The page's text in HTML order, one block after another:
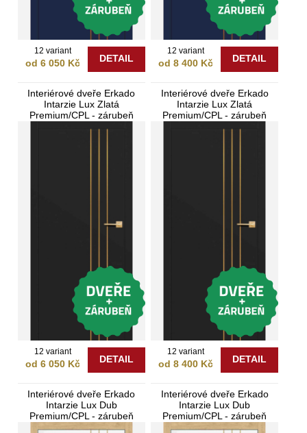
12 variant
od 6 050 Kč DETAIL
12 variant
od 8 400 Kč DETAIL
Interiérové dveře Erkado
Intarzie Lux Zlatá
Premium/CPL - zárubeň
12 variant
od 6 050 Kč DETAIL
Interiérové dveře Erkado
Intarzie Lux Zlatá
Premium/CPL - zárubeň
12 variant
od 8 400 Kč DETAIL
Interiérové dveře Erkado
Intarzie Lux Dub
Premium/CPL - zárubeň
Interiérové dveře Erkado
Intarzie Lux Dub
Premium/CPL - zárubeň
Bezfalcové